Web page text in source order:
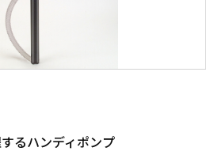
るハンディポンプ